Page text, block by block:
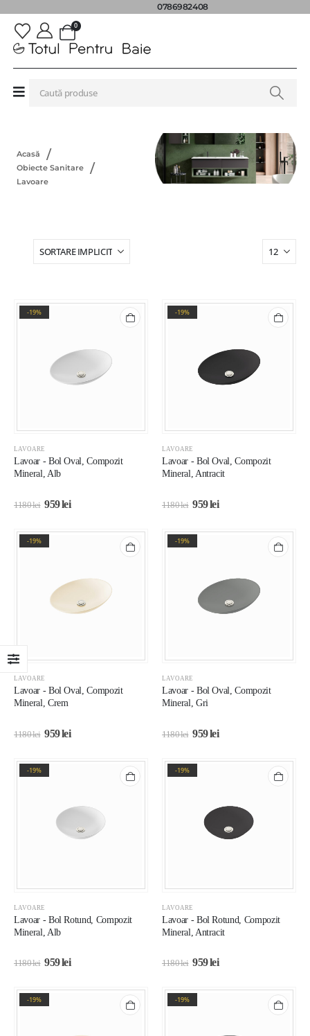
0786982408
0
Acasă
Obiecte Sanitare
Lavoare
-19%
LAVOARE
Lavoar - Bol Oval, Compozit
Mineral, Alb
1180lei 959lei
-19%
LAVOARE
Lavoar - Bol Oval, Compozit
Mineral, Antracit
1180lei 959lei
-19%
LAVOARE
Lavoar - Bol Oval, Compozit
Mineral, Crem
1180lei 959lei
-19%
LAVOARE
Lavoar - Bol Oval, Compozit
Mineral, Gri
1180lei 959lei
-19%
LAVOARE
Lavoar - Bol Rotund, Compozit
Mineral, Alb
1180lei 959lei
-19%
LAVOARE
Lavoar - Bol Rotund, Compozit
Mineral, Antracit
1180lei 959lei
-19% -19%